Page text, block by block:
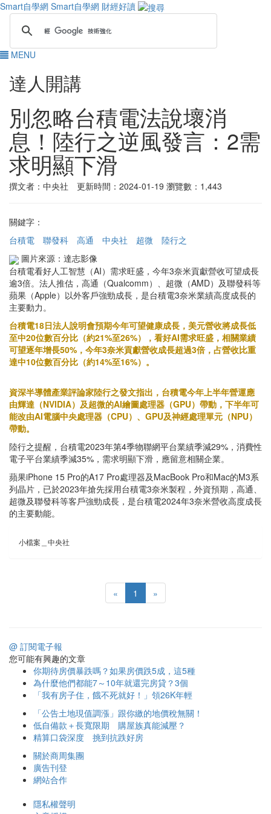
Smart自學網 Smart自學網 財經好讀
MENU
達人開講
別忽略台積電法說壞消
息！陸行之逆風發言：2需
求明顯下滑
撰文者：中央社 更新時間：2024-01-19 瀏覽數：1,443
關鍵字：
台積電
聯發科 高通 中央社 超微
陸行之
圖片來源：達志影像
台積電看好人工智慧（AI）需求旺盛，今年3奈米貢獻營收可望成長
逾3倍。法人推估，高通（Qualcomm）、超微（AMD）及聯發科等
蘋果（Apple）以外客戶強勁成長，是台積電3奈米業績高度成長的
主要動力。
台積電18日法人說明會預期今年可望健康成長，美元營收將成長低
至中20位數百分比（約21%至26%），看好AI需求旺盛，相關業績
可望逐年增長50%，今年3奈米貢獻營收成長超過3倍，占營收比重
達中10位數百分比（約14%至16%）。
資深半導體產業評論家陸行之發文指出，台積電今年上半年營運應
由輝達（NVIDIA）及超微的AI繪圖處理器（GPU）帶動，下半年可
能改由AI電腦中央處理器（CPU）、GPU及神經處理單元（NPU）
帶動。
陸行之提醒，台積電2023年第4季物聯網平台業績季減29%，消費性
電子平台業績季減35%，需求明顯下滑，應留意相關企業。
蘋果iPhone 15 Pro的A17 Pro處理器及MacBook Pro和Mac的M3系
列晶片，已於2023年搶先採用台積電3奈米製程，外資預期，高通、
超微及聯發科等客戶強勁成長，是台積電2024年3奈米營收高度成長
的主要動能。
小檔案＿中央社
« 1 »
@ 訂閱電子報
您可能有興趣的文章
你期待房價暴跌嗎？如果房價跌5成，這5種
為什麼他們都能7～10年就還完房貸？3個
「我有房子住，餓不死就好！」領26K年輕
「公告土地現值調漲」跟你繳的地價稅無關！
低自備款＋長寬限期 購屋族真能減壓？
精算口袋深度 挑到抗跌好房
關於商周集團
廣告刊登
網站合作
隱私權聲明